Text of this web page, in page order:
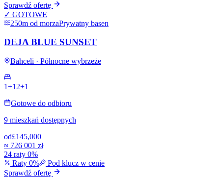
Sprawdź ofertę
✓ GOTOWE
250m od morzaPrywatny basen
DEJA BLUE SUNSET
Bahceli · Północne wybrzeże
1+1 2+1
Gotowe do odbioru
9 mieszkań dostępnych
od£145,000
≈ 726 001 zł
24 raty 0%
Raty 0%
Pod klucz w cenie
Sprawdź ofertę